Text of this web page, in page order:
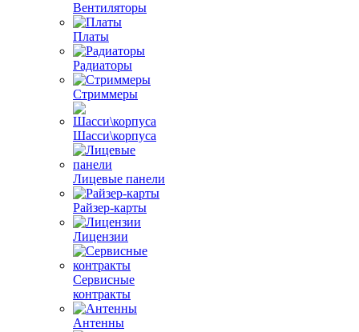
Вентиляторы
Платы
Радиаторы
Стриммеры
Шасси\корпуса
Лицевые панели
Райзер-карты
Лицензии
Сервисные
контракты
Антенны